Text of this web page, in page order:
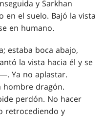
y Sarkhan
en el suelo. Bajó la vista
en humano.
estaba boca abajo,
la vista hacia él y se
Ya no aplastar.
hombre dragón.
perdón. No hacer
retrocediendo y